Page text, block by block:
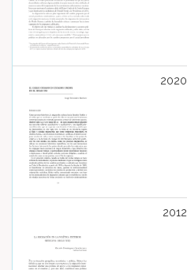
2020
2012